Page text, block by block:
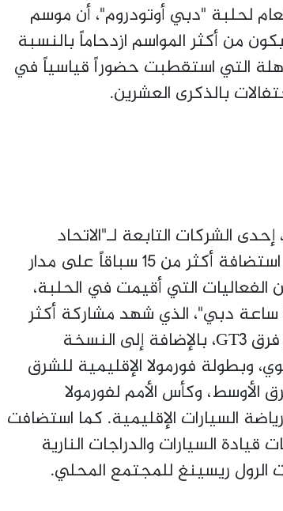
لحلبة "دبي أوتودروم"، أن موسم
السيارات 2025/2026 سيكون من أكثر المواسم ازدحاماً بالنسبة
التي استقطبت حضوراً قياسياً في
الشركات التابعة لـ"الاتحاد
العقارية"، موسمها مؤخراً بعد استضافة أكثر من 15 سباقاً على مدار
الفعاليات التي أقيمت في الحلبة،
كان سباق التحمل السنوي "24 ساعة دبي"، الذي شهد مشاركة أكثر
من 70 فريقاً، ومن ضمنها أكبر فرق GT3، بالإضافة إلى النسخة
وبطولة فورمولا الإقليمية للشرق
وبطولة فورمولا 4 الشرق الأوسط، وكأس الأمم لفورمولا
السيارات الإقليمية. كما استضافت
يوماً لفعاليات قيادة السيارات والدراجات النارية